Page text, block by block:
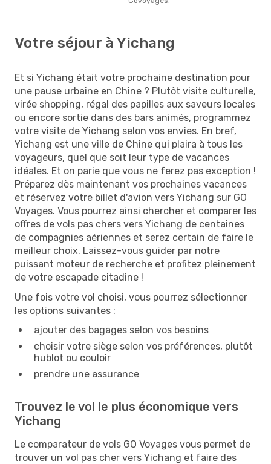
Votre séjour à Yichang
Et si Yichang était votre prochaine destination pour
une pause urbaine en Chine ? Plutôt visite culturelle,
virée shopping, régal des papilles aux saveurs locales
ou encore sortie dans des bars animés, programmez
votre visite de Yichang selon vos envies. En bref,
Yichang est une ville de Chine qui plaira à tous les
voyageurs, quel que soit leur type de vacances
idéales. Et on parie que vous ne ferez pas exception !
Préparez dès maintenant vos prochaines vacances
et réservez votre billet d'avion vers Yichang sur GO
Voyages. Vous pourrez ainsi chercher et comparer les
offres de vols pas chers vers Yichang de centaines
de compagnies aériennes et serez certain de faire le
meilleur choix. Laissez-vous guider par notre
puissant moteur de recherche et profitez pleinement
de votre escapade citadine !
Une fois votre vol choisi, vous pourrez sélectionner
les options suivantes :
ajouter des bagages selon vos besoins
choisir votre siège selon vos préférences, plutôt
hublot ou couloir
prendre une assurance
Trouvez le vol le plus économique vers
Yichang
Le comparateur de vols GO Voyages vous permet de
trouver un vol pas cher vers Yichang et faire des